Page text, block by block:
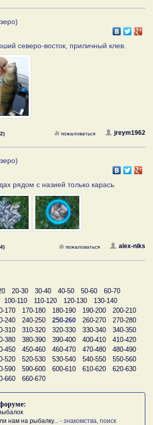
северо-восток, приличный клев.
jreym1962
пожаловаться
рядом с назией только карась
alex-niks
пожаловаться
20-30 30-40 40-50 50-60
60-70
100-110 110-120 120-130
130-140
170 170-180 180-190 190-200
200-210
240 240-250 250-260 260-270
270-280
310 310-320 320-330 330-340
340-350
380 380-390 390-400 400-410
410-420
450 450-460 460-470 470-480
480-490
520 520-530 530-540 540-550
550-560
590 590-600 600-610 610-620
620-630
660 660-670
нам на рыбалку...
- знакомства, поиск